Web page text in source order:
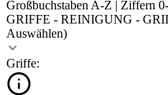
Großbuchstaben A-Z | Ziffern
GRIFFE - REINIGUNG -
Auswählen)
Griffe: